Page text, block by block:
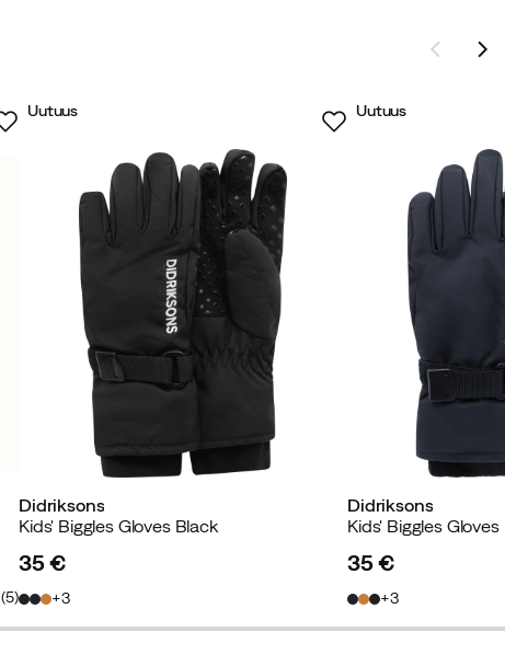
(5)
Didriksons
Kids' Biggles Gloves Black
Uutuus
35 €
3
Didriksons
Kids' Biggles Gloves
Uutuus
35 €
3